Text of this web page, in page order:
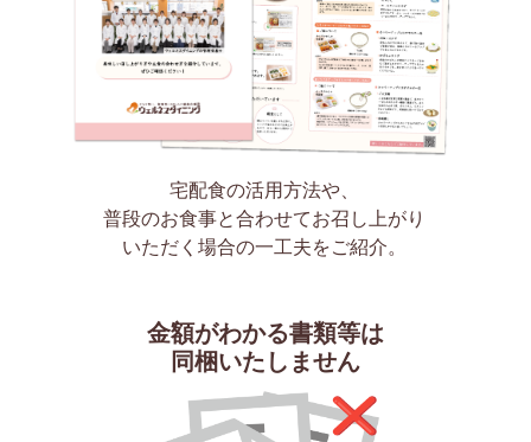
宅配食の活用方法や、
普段のお食事と合わせてお召し上がり
いただく場合の一工夫をご紹介。
金額がわかる書類等は
同梱いたしません